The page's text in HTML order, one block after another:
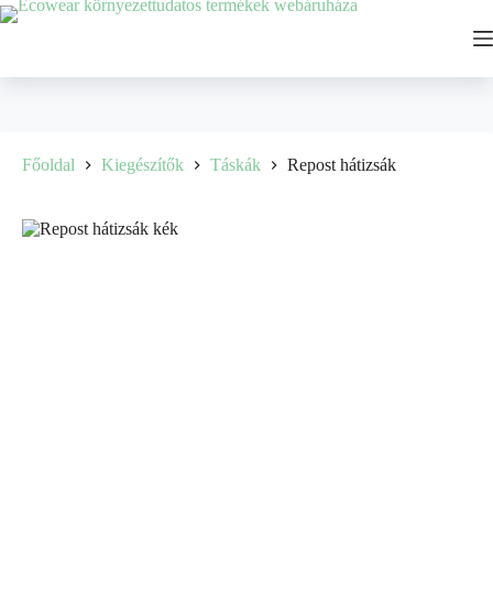
Főoldal Kiegészítők Táskák Repost hátizsák